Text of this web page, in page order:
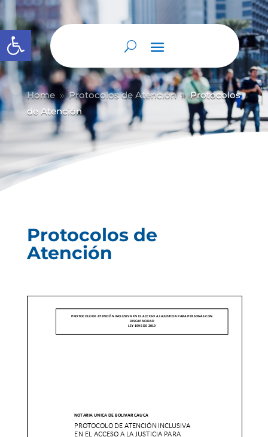
Abrir barra de herramientas
Home 9 Protocolos de Atención 9 Protocolos
de Atención
Protocolos de
Atención